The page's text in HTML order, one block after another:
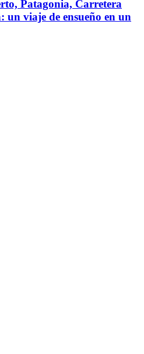
Patagonia, Carretera
un viaje de ensueño en un